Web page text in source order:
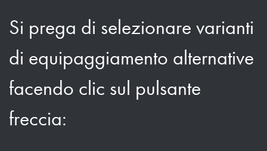
Si prega di selezionare varianti
di equipaggiamento alternative
facendo clic sul pulsante
freccia: